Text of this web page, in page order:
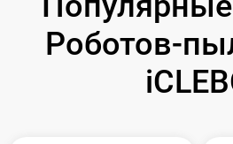
Роботов-